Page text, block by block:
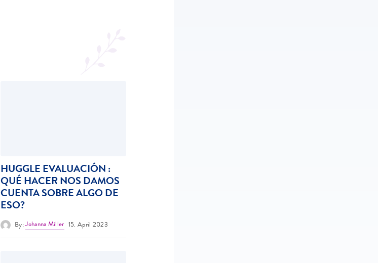
HUGGLE EVALUACIÓN :
QUÉ HACER NOS DAMOS
CUENTA SOBRE ALGO DE
ESO?
By:Johanna Miller 15. April 2023